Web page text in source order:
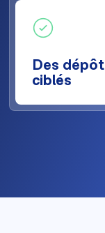
Des
ciblés